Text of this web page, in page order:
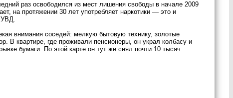
раз освободился из мест лишения свободы в начале 2009
на протяжении 30 лет употребляет наркотики — это и
УВД.
внимания соседей: мелкую бытовую технику, золотые
В квартире, где проживали пенсионеры, он украл колбасу и
бумаги. По этой карте он тут же снял почти 10 тысяч